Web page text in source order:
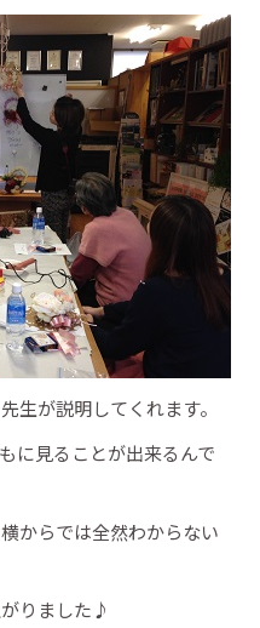
生が説明してくれます。
に見ることが出来るんで
からでは全然わからない
りました♪